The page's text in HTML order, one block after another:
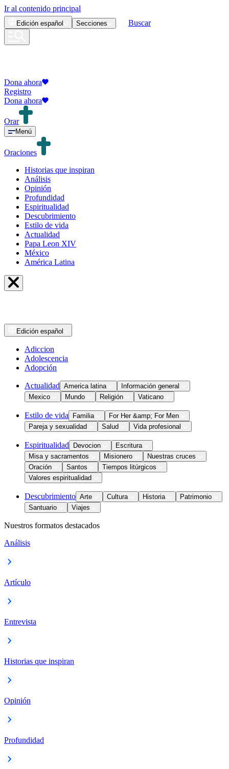
Ir al contenido principal
Edición español Secciones Buscar
Dona ahora
Registro
Dona ahora
Orar
Menú
Oraciones
Historias que inspiran
Análisis
Opinión
Profundidad
Espiritualidad
Descubrimiento
Estilo de vida
Actualidad
Papa Leon XIV
México
América Latina
Edición español
Adiccion
Adolescencia
Adopción
Actualidad America latina
Información general
Mexico
Mundo Religión Vaticano
Estilo de vida Familia
For Her &amp; For Men
Pareja y sexualidad
Salud Vida profesional
Espiritualidad Devocion
Escritura
Misa y sacramentos
Misionero
Nuestras cruces
Oración
Santos
Tiempos litúrgicos
Valores espiritualidad
Descubrimiento Arte Cultura Historia
Patrimonio
Santuario
Viajes
Nuestros formatos destacados
Análisis
Artículo
Entrevista
Historias que inspiran
Opinión
Profundidad